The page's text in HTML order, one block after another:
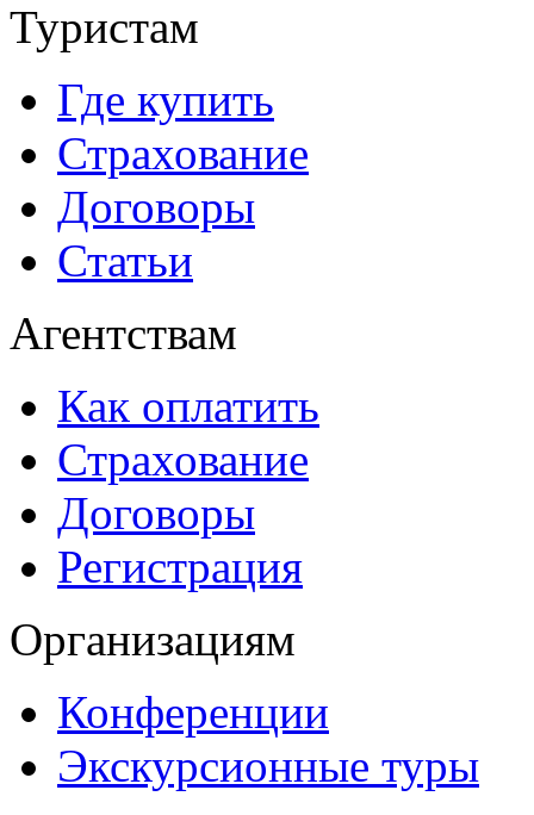
Туристам
Где купить
Страхование
Договоры
Статьи
Агентствам
Как оплатить
Страхование
Договоры
Регистрация
Организациям
Конференции
Экскурсионные туры